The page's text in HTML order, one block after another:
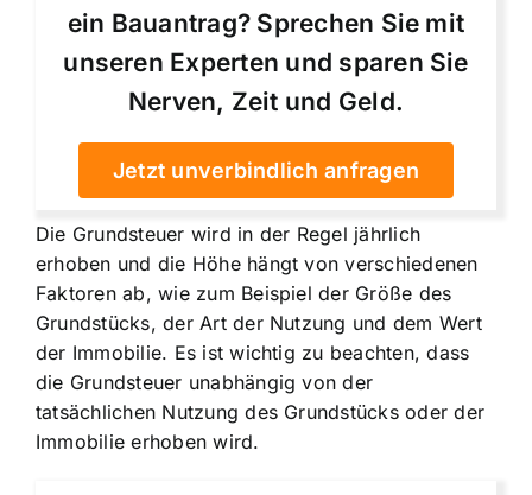
ein Bauantrag? Sprechen Sie mit
unseren Experten und sparen Sie
Nerven, Zeit und Geld.
Jetzt unverbindlich anfragen
Die Grundsteuer wird in der Regel jährlich
erhoben und die Höhe hängt von verschiedenen
Faktoren ab, wie zum Beispiel der Größe des
Grundstücks, der Art der Nutzung und dem Wert
der Immobilie. Es ist wichtig zu beachten, dass
die Grundsteuer unabhängig von der
tatsächlichen Nutzung des Grundstücks oder der
Immobilie erhoben wird.